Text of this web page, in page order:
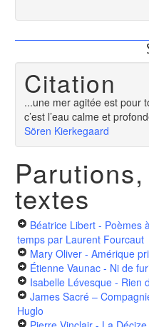
Citation
...une mer agitée est pour
c’est l’eau calme et
Sören Kierkegaard
textes
Béatrice Libert - Poèmes
temps par Laurent Fourcaut
Mary Oliver - Amérique
Étienne Vaunac - Ni de
Isabelle Lévesque - Rien
James Sacré –
Huglo